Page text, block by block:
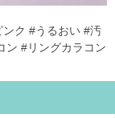
ク #うるおい #汚
ン #リングカラコン